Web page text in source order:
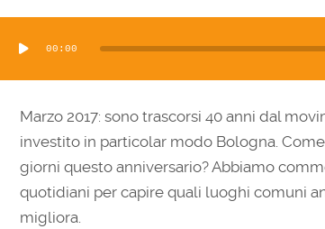
Player
00:00
Marzo 2017: sono trascorsi 40 anni dal
investito in particolar modo Bologna.
giorni questo anniversario? Abbiamo
quotidiani per capire quali luoghi comuni
migliora.